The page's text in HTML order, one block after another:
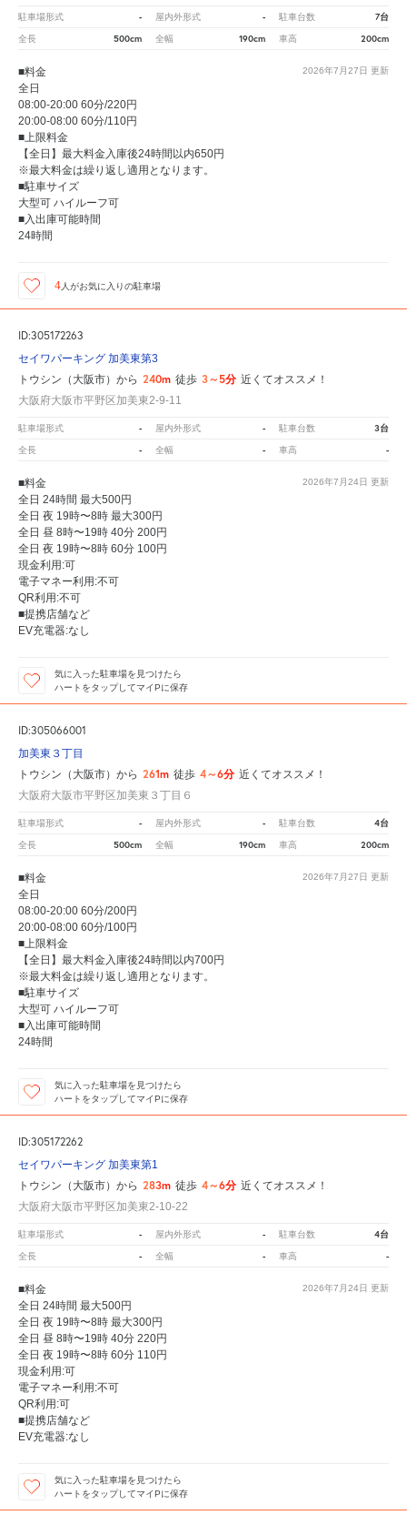
駐車場形式 - 屋内外形式 - 駐車台数 7台
全長 500cm 全幅 190cm 車高 200cm
2026年7月27日 更新
■料金
全日
08:00-20:00 60分/220円
20:00-08:00 60分/110円
■上限料金
【全日】最大料金入庫後24時間以内650円
※最大料金は繰り返し適用となります。
■駐車サイズ
大型可 ハイルーフ可
■入出庫可能時間
24時間
4 人がお気に入りの駐車場
ID:305172263
セイワパーキング 加美東第3
トウシン（大阪市）から 240m 徒歩 3～5分 近くてオススメ！
大阪府大阪市平野区加美東2-9-11
駐車場形式 - 屋内外形式 - 駐車台数 3台
全長 - 全幅 - 車高 -
2026年7月24日 更新
■料金
全日 24時間 最大500円
全日 夜 19時〜8時 最大300円
全日 昼 8時〜19時 40分 200円
全日 夜 19時〜8時 60分 100円
現金利用:可
電子マネー利用:不可
QR利用:不可
■提携店舗など
EV充電器:なし
気に入った駐車場を見つけたら
ハートをタップしてマイPに保存
ID:305066001
加美東３丁目
トウシン（大阪市）から 261m 徒歩 4～6分 近くてオススメ！
大阪府大阪市平野区加美東３丁目６
駐車場形式 - 屋内外形式 - 駐車台数 4台
全長 500cm 全幅 190cm 車高 200cm
2026年7月27日 更新
■料金
全日
08:00-20:00 60分/200円
20:00-08:00 60分/100円
■上限料金
【全日】最大料金入庫後24時間以内700円
※最大料金は繰り返し適用となります。
■駐車サイズ
大型可 ハイルーフ可
■入出庫可能時間
24時間
気に入った駐車場を見つけたら
ハートをタップしてマイPに保存
ID:305172262
セイワパーキング 加美東第1
トウシン（大阪市）から 283m 徒歩 4～6分 近くてオススメ！
大阪府大阪市平野区加美東2-10-22
駐車場形式 - 屋内外形式 - 駐車台数 4台
全長 - 全幅 - 車高 -
2026年7月24日 更新
■料金
全日 24時間 最大500円
全日 夜 19時〜8時 最大300円
全日 昼 8時〜19時 40分 220円
全日 夜 19時〜8時 60分 110円
現金利用:可
電子マネー利用:不可
QR利用:可
■提携店舗など
EV充電器:なし
気に入った駐車場を見つけたら
ハートをタップしてマイPに保存